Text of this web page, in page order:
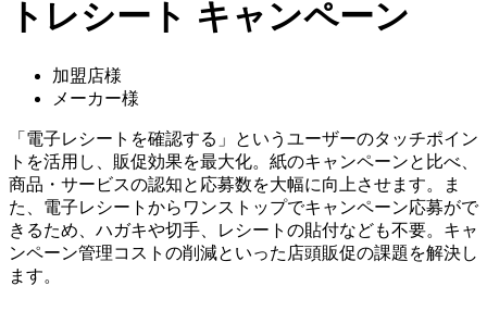
トレシート キャンペーン
加盟店様
メーカー様
「電子レシートを確認する」というユーザーのタッチポイン
トを活用し、販促効果を最大化。紙のキャンペーンと比べ、
商品・サービスの認知と応募数を大幅に向上させます。ま
た、電子レシートからワンストップでキャンペーン応募がで
きるため、ハガキや切手、レシートの貼付なども不要。キャ
ンペーン管理コストの削減といった店頭販促の課題を解決し
ます。